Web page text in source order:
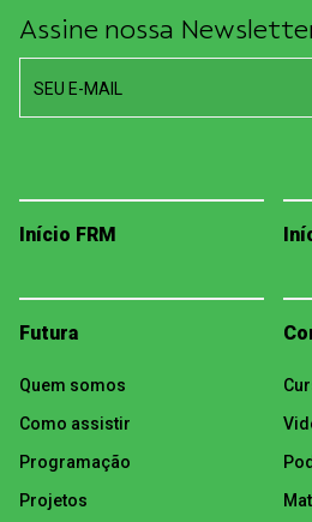
Assine nossa
SEU E-MAIL
Início FRM
Futura
Quem somos
Como assistir
Programação
Projetos